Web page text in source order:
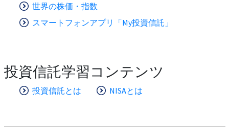
世界の株価・指数
スマートフォンアプリ「My投資信託」
投資信託学習コンテンツ
投資信託とは NISAとは